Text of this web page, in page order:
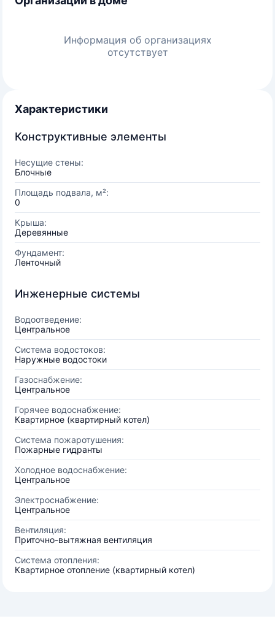
Информация об организациях
отсутствует
Характеристики
Конструктивные элементы
Несущие стены:
Блочные
Площадь подвала, м²:
0
Крыша:
Деревянные
Фундамент:
Ленточный
Инженерные системы
Водоотведение:
Центральное
Система водостоков:
Наружные водостоки
Газоснабжение:
Центральное
Горячее водоснабжение:
Квартирное (квартирный котел)
Система пожаротушения:
Пожарные гидранты
Холодное водоснабжение:
Центральное
Электроснабжение:
Центральное
Вентиляция:
Приточно-вытяжная вентиляция
Система отопления:
Квартирное отопление (квартирный котел)